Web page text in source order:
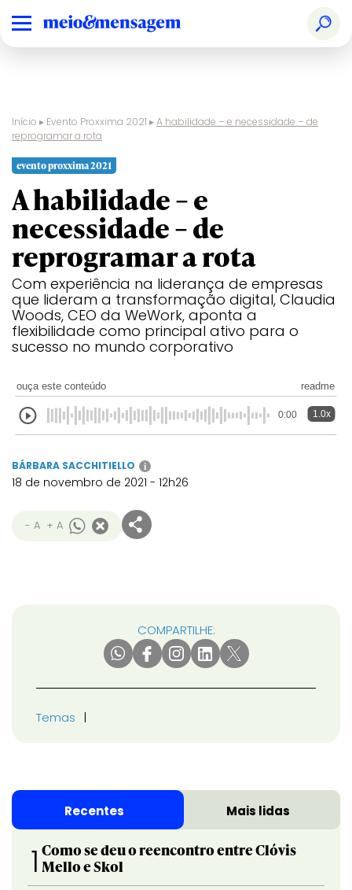
Início ▸ Evento Proxxima 2021 ▸A habilidade – e necessidade – de
reprogramar a rota
evento proxxima 2021
A habilidade – e
necessidade – de
reprogramar a rota
Com experiência na liderança de empresas
que lideram a transformação digital, Claudia
Woods, CEO da WeWork, aponta a
flexibilidade como principal ativo para o
sucesso no mundo corporativo
ouça este conteúdo readme
0:00 1.0x
BÁRBARA SACCHITIELLO i
18 de novembro de 2021 - 12h26
- A + A
COMPARTILHE:
Temas
Recentes Mais lidas
1 Como se deu o reencontro entre Clóvis
Mello e Skol